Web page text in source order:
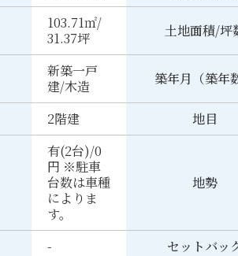
103.71㎡/
31.37坪
土地面積/坪
新築一戸
建/木造
築年月（築年
2階建 地目
有(2台)/0
円 ※駐車
台数は車種
によりま
す。
地勢
- セットバッ